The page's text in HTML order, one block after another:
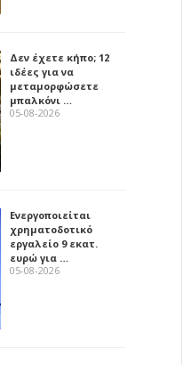
Δεν έχετε κήπο; 12
ιδέες για να
μεταμορφώσετε
μπαλκόνι …
05-08-2026
Ενεργοποιείται
χρηματοδοτικό
εργαλείο 9 εκατ.
ευρώ για …
05-08-2026